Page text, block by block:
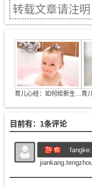
转载文章请注明
育儿心经：如何给新生儿洗澡
目前有：1条评论
fangke: